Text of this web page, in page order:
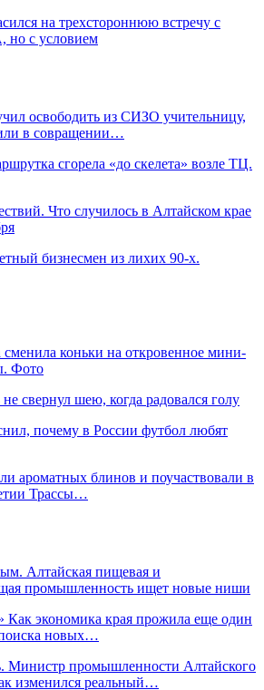
на трехстороннюю встречу с
с условием
освободить из СИЗО учительницу,
в совращении…
сгорела «до скелета» возле ТЦ.
Что случилось в Алтайском крае
бизнесмен из лихих 90-х.
сменила коньки на откровенное мини-
Фото
свернул шею, когда радовался голу
почему в России футбол любят
ароматных блинов и поучаствовали в
Трассы…
Алтайская пищевая и
промышленность ищет новые ниши
экономика края прожила еще один
новых…
Министр промышленности Алтайского
изменился реальный…